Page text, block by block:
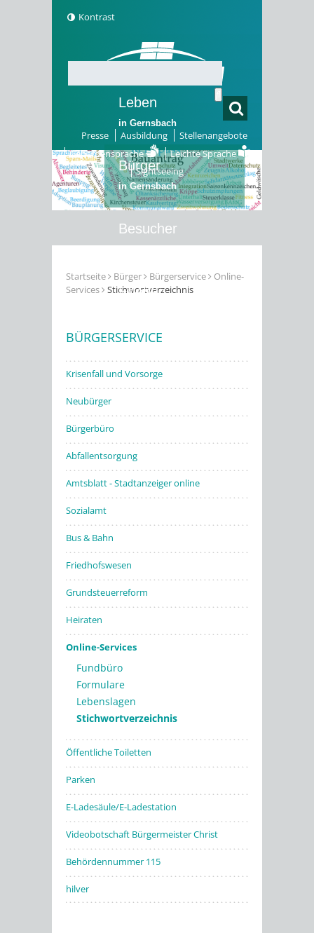
Kontrast
Presse Ausbildung
Stellenangebote
Gebärdensprache
Leichte Sprache
Sightseeing
Leben
in Gernsbach
Bürger
in Gernsbach
Besucher
Erleben
Startseite Bürger Bürgerservice
Online-
Services
Stichwortverzeichnis
BÜRGERSERVICE
Krisenfall und Vorsorge
Neubürger
Bürgerbüro
Abfallentsorgung
Amtsblatt - Stadtanzeiger online
Sozialamt
Bus & Bahn
Friedhofswesen
Grundsteuerreform
Heiraten
Online-Services
Fundbüro
Formulare
Lebenslagen
Stichwortverzeichnis
Öffentliche Toiletten
Parken
E-Ladesäule/E-Ladestation
Videobotschaft Bürgermeister Christ
Behördennummer 115
hilver